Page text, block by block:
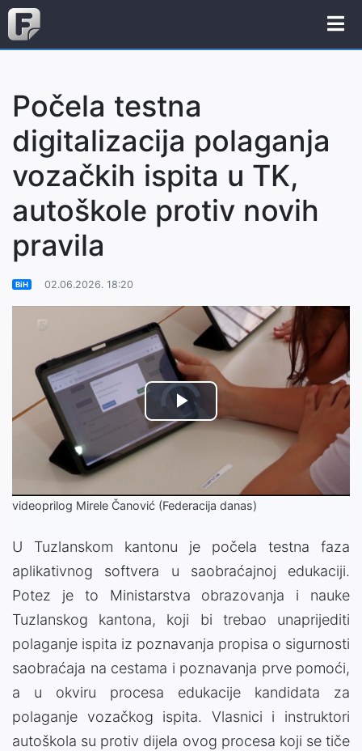
Počela testna
digitalizacija polaganja
vozačkih ispita u TK,
autoškole protiv novih
pravila
BiH 02.06.2026. 18:20
Video
Player
is
loading.
Play
videoprilog Mirele Čanović (Federacija danas)
U Tuzlanskom kantonu je počela testna faza
aplikativnog softvera u saobraćajnoj edukaciji.
Potez je to Ministarstva obrazovanja i nauke
Tuzlanskog kantona, koji bi trebao unaprijediti
polaganje ispita iz poznavanja propisa o sigurnosti
saobraćaja na cestama i poznavanja prve pomoći,
a u okviru procesa edukacije kandidata za
polaganje vozačkog ispita. Vlasnici i instruktori
autoškola su protiv dijela ovog procesa koji se tiče